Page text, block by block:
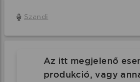
Szandi
Az itt megjelenő
produkció, vagy